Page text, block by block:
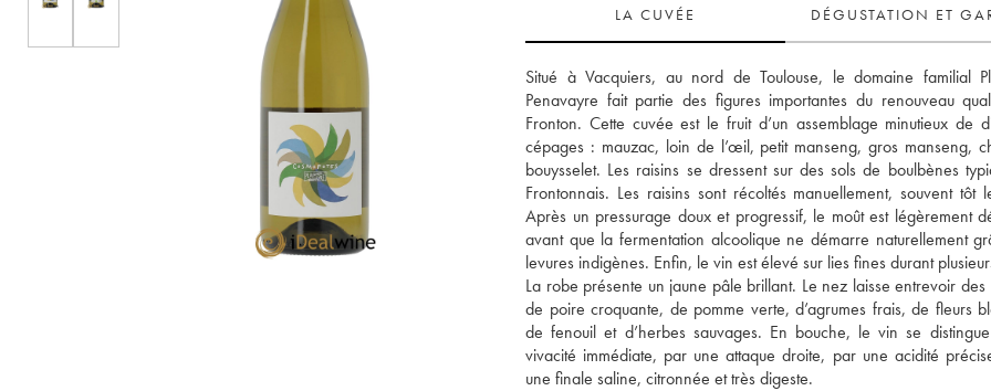
LA CUVÉE DÉGUSTATION ET
Situé à Vacquiers, au nord de Toulouse, le domaine familial
Penavayre fait partie des figures importantes du renouveau
Fronton. Cette cuvée est le fruit d’un assemblage minutieux de
cépages : mauzac, loin de l’œil, petit manseng, gros manseng,
bouysselet. Les raisins se dressent sur des sols de boulbènes
Frontonnais. Les raisins sont récoltés manuellement, souvent tôt
Après un pressurage doux et progressif, le moût est légèrement
avant que la fermentation alcoolique ne démarre naturellement
levures indigènes. Enfin, le vin est élevé sur lies fines durant
La robe présente un jaune pâle brillant. Le nez laisse entrevoir des
de poire croquante, de pomme verte, d’agrumes frais, de fleurs
de fenouil et d’herbes sauvages. En bouche, le vin se
vivacité immédiate, par une attaque droite, par une acidité
une finale saline, citronnée et très digeste.